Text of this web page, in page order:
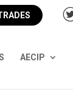
AECIP